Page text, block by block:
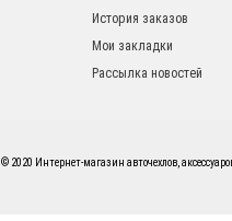
История заказов
Мои закладки
Рассылка новостей
© 2020 Интернет-магазин авточехлов,